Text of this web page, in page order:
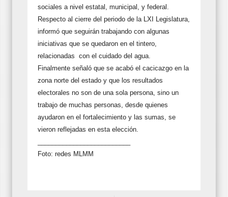
sociales a nivel estatal, municipal, y federal.
Respecto al cierre del periodo de la LXI Legislatura,
informó que seguirán trabajando con algunas
iniciativas que se quedaron en el tintero,
relacionadas con el cuidado del agua.
Finalmente señaló que se acabó el cacicazgo en la
zona norte del estado y que los resultados
electorales no son de una sola persona, sino un
trabajo de muchas personas, desde quienes
ayudaron en el fortalecimiento y las sumas, se
vieron reflejadas en esta elección.
Foto: redes MLMM